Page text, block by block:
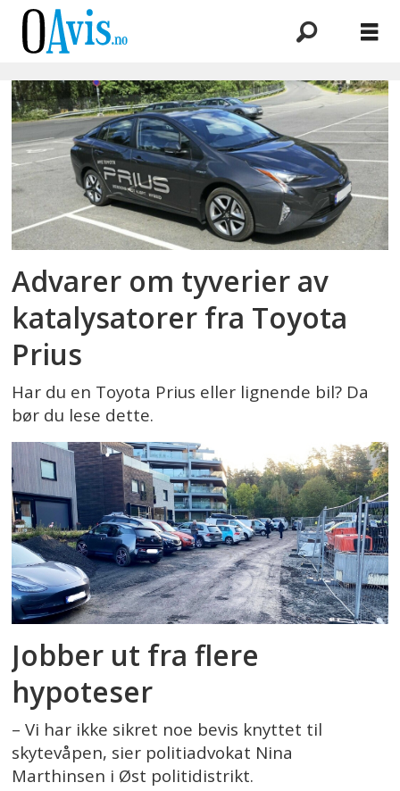
Emne:
øst
pd
Advarer om tyverier av
katalysatorer fra Toyota
Prius
Har du en Toyota Prius eller lignende bil? Da
bør du lese dette.
Jobber ut fra flere
hypoteser
– Vi har ikke sikret noe bevis knyttet til
skytevåpen, sier politiadvokat Nina
Marthinsen i Øst politidistrikt.